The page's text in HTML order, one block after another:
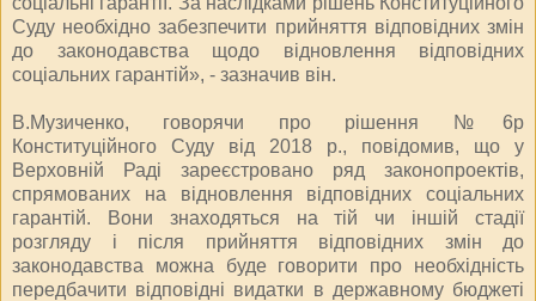
Суду необхідно забезпечити прийняття відповідних змін
до законодавства щодо відновлення відповідних
соціальних гарантій», - зазначив він.
В.Музиченко, говорячи про рішення №6р
Конституційного Суду від 2018 р., повідомив, що у
Верховній Раді зареєстровано ряд законопроектів,
спрямованих на відновлення відповідних соціальних
гарантій. Вони знаходяться на тій чи іншій стадії
розгляду і після прийняття відповідних змін до
законодавства можна буде говорити про необхідність
передбачити відповідні видатки в державному бюджеті